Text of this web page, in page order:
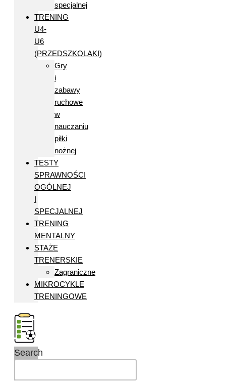
specjalnej
TRENING
U4-
U6
(PRZEDSZKOLAKI)
Gry
i
zabawy
ruchowe
w
nauczaniu
piłki
nożnej
TESTY
SPRAWNOŚCI
OGÓLNEJ
I
SPECJALNEJ
TRENING
MENTALNY
STAŻE
TRENERSKIE
Zagraniczne
MIKROCYKLE
TRENINGOWE
Search